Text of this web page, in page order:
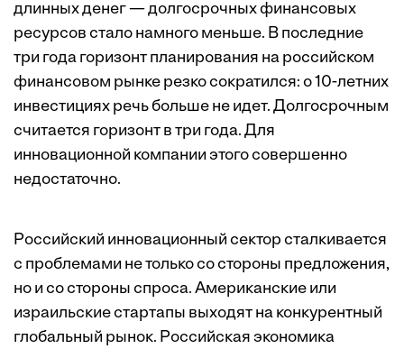
длинных денег — долгосрочных финансовых
ресурсов стало намного меньше. В последние
три года горизонт планирования на российском
финансовом рынке резко сократился: о 10-летних
инвестициях речь больше не идет. Долгосрочным
считается горизонт в три года. Для
инновационной компании этого совершенно
недостаточно.
Российский инновационный сектор сталкивается
с проблемами не только со стороны предложения,
но и со стороны спроса. Американские или
израильские стартапы выходят на конкурентный
глобальный рынок. Российская экономика